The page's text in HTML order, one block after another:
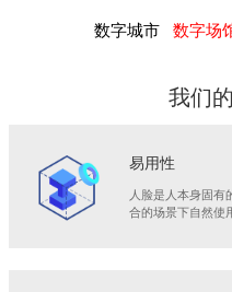
数字城市 数字场
我们
易用性
人脸是人本身固有
合的场景下自然使